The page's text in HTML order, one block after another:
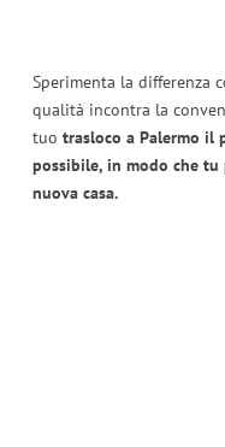
Sperimenta la differenza
qualità incontra la
tuo trasloco a Palermo il
possibile, in modo che
nuova casa.